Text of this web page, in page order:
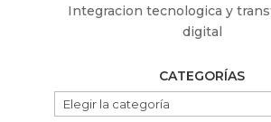
Integracion tecnologica y
digital
CATEGORÍAS
CATEGORÍAS